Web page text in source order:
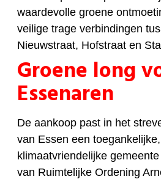
waardevolle groene
veilige trage verbindingen
Nieuwstraat, Hofstraat en
Groene long
Essenaren
De aankoop past in het
van Essen een
klimaatvriendelijke
van Ruimtelijke Ordening